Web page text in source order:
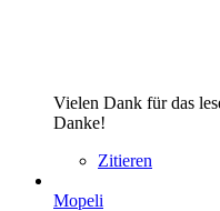
Vielen Dank für das
Danke!
Zitieren
Mopeli